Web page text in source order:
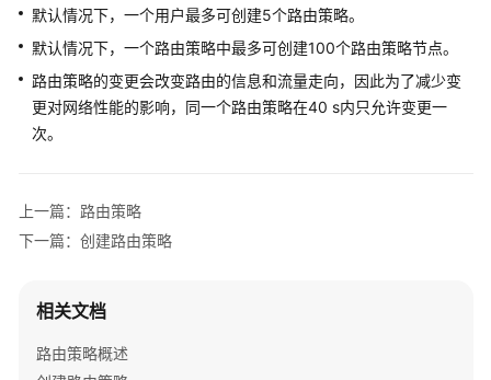
语
责
任
共
担
服
务
协
（SLA）
默认情况下，一个用户最多可创建5个路由策略。
默认情况下，一个路由策略中最多可创建100个路由策略节点。
路由策略的变更会改变路由的信息和流量走向，因此为了减少变
更对网络性能的影响，同一个路由策略在40 s内只允许变更一
次。
上一篇：路由策略
下一篇：创建路由策略
相关文档
路由策略概述